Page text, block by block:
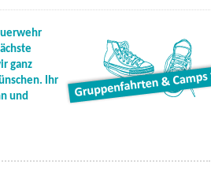
ganz
Ihr
und